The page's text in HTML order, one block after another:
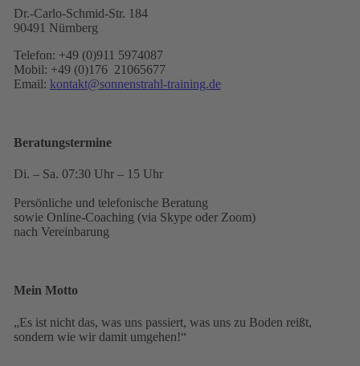
Dr.-Carlo-Schmid-Str. 184
90491 Nürnberg
Telefon: +49 (0)911 5974087
Mobil: +49 (0)176 21065677
Email: kontakt@sonnenstrahl-training.de
Beratungstermine
Di. – Sa. 07:30 Uhr – 15 Uhr
Persönliche und telefonische Beratung
sowie Online-Coaching (via Skype oder Zoom)
nach Vereinbarung
Mein Motto
„Es ist nicht das, was uns passiert, was uns zu Boden reißt,
sondern wie wir damit umgehen!“